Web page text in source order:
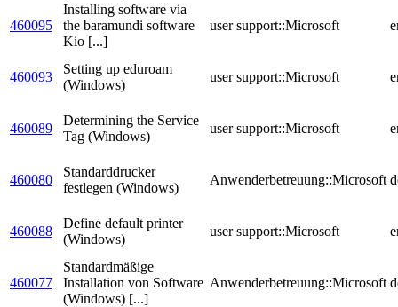
460095
Installing software via
the baramundi software
Kio [...]
user support::Microsoft
460093
Setting up eduroam
(Windows)
user support::Microsoft
460089
Determining the Service
Tag (Windows)
user support::Microsoft
460080
Standarddrucker
festlegen (Windows)
Anwenderbetreuung::Microsoft
460088
Define default printer
(Windows)
user support::Microsoft
460077
Standardmäßige
Installation von Software
(Windows) [...]
Anwenderbetreuung::Microsoft